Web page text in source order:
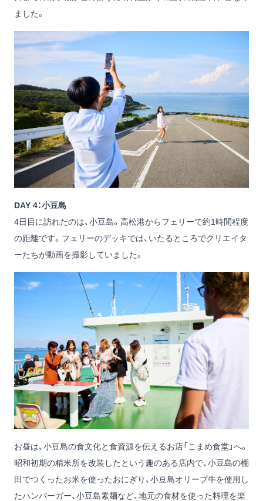
ました。
DAY 4：小豆島
4日目に訪れたのは、小豆島。高松港からフェリーで約1時間程度
の距離です。フェリーのデッキでは、いたるところでクリエイタ
ーたちが動画を撮影していました。
お昼は、小豆島の食文化と食資源を伝えるお店「こまめ食堂」へ。
昭和初期の精米所を改装したという趣のある店内で、小豆島の棚
田でつくったお米を使ったおにぎり、小豆島オリーブ牛を使用し
たハンバーガー、小豆島素麺など、地元の食材を使った料理を楽